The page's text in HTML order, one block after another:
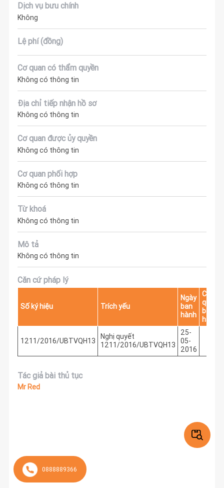
0888889366
Dịch vụ bưu chính
Không
Lệ phí (đồng)
Cơ quan có thẩm quyền
Không có thông tin
Địa chỉ tiếp nhận hồ sơ
Không có thông tin
Cơ quan được ủy quyền
Không có thông tin
Cơ quan phối hợp
Không có thông tin
Từ khoá
Không có thông tin
Mô tả
Không có thông tin
Căn cứ pháp lý
Số ký hiệu Trích yếu
Ngày
ban
hành
Cơ
quan
ban
hành
1211/2016/UBTVQH13
Nghị quyết
1211/2016/UBTVQH13
25-
05-
2016
Tác giả bài thủ tục
Mr Red